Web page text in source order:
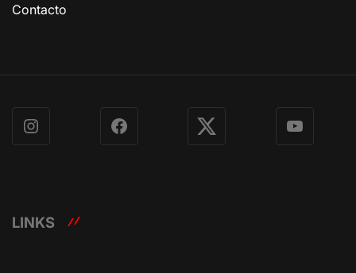
Contacto
Instagram Facebook X YouTube
LINKS